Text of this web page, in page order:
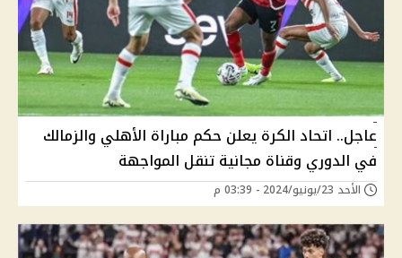
عاجل.. اتحاد الكرة يعلن حكم مباراة الأهلي والزمالك
في الدوري وقناة مجانية تنقل المواجهة
الأحد 23/يونيو/2024 - 03:39 م